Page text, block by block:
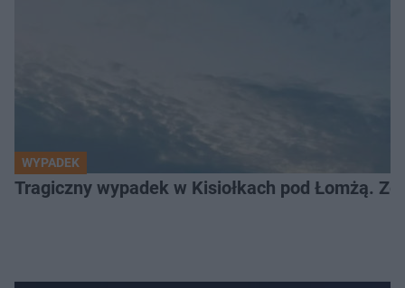
WYPADEK
Tragiczny wypadek w Kisiołkach pod Łomżą.